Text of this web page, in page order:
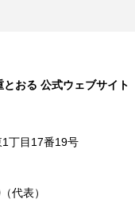
丁目17番19号
代表）